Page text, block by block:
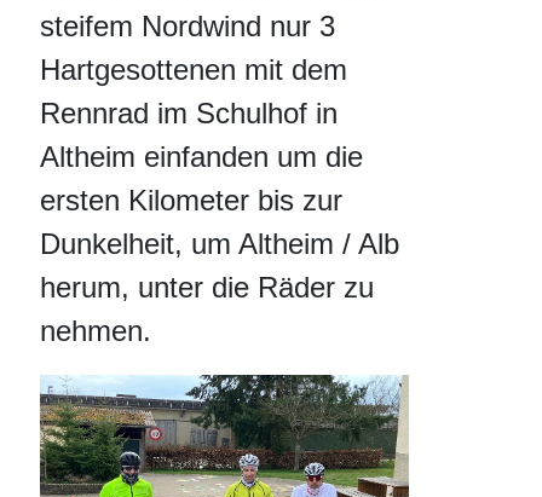
steifem Nordwind nur 3
Hartgesottenen mit dem
Rennrad im Schulhof in
Altheim einfanden um die
ersten Kilometer bis zur
Dunkelheit, um Altheim / Alb
herum, unter die Räder zu
nehmen.